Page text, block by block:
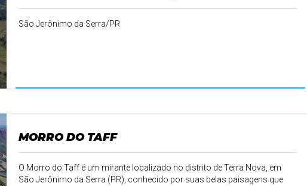
São Jerônimo da Serra/PR
MORRO DO TAFF
O Morro do Taff é um mirante localizado no distrito de Terra Nova, em
São Jerônimo da Serra (PR), conhecido por suas belas paisagens que